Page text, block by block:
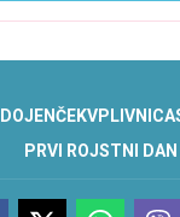
DOJENČEKVPLIVNICA
PRVI ROJSTNI DAN